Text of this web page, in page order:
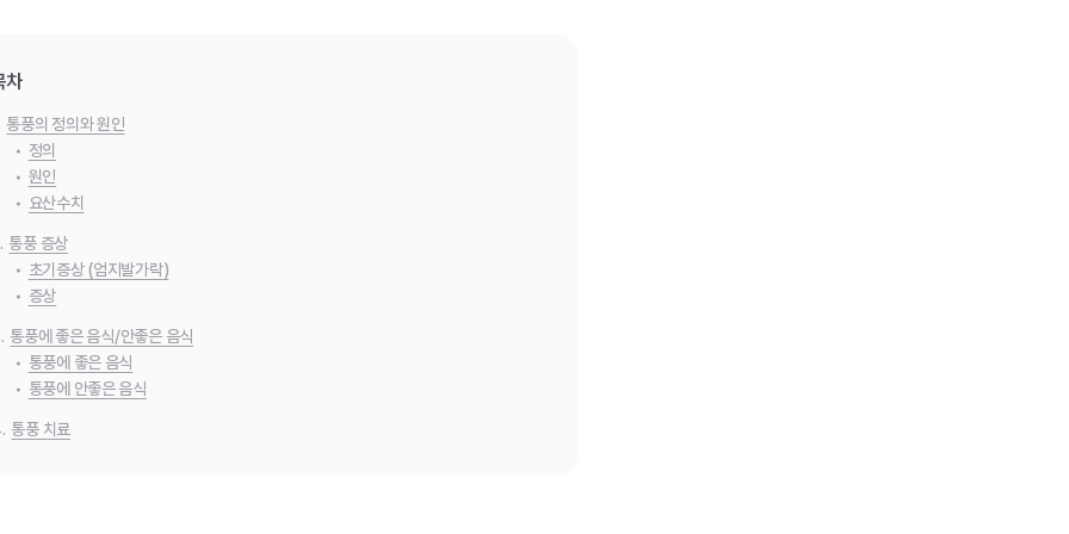
차
통풍의 정의와 원인
• 정의
• 원인
• 요산수치
통풍 증상
• 초기증상 (엄지발가락)
• 증상
통풍에 좋은 음식/안좋은 음식
• 통풍에 좋은 음식
• 통풍에 안좋은 음식
통풍 치료